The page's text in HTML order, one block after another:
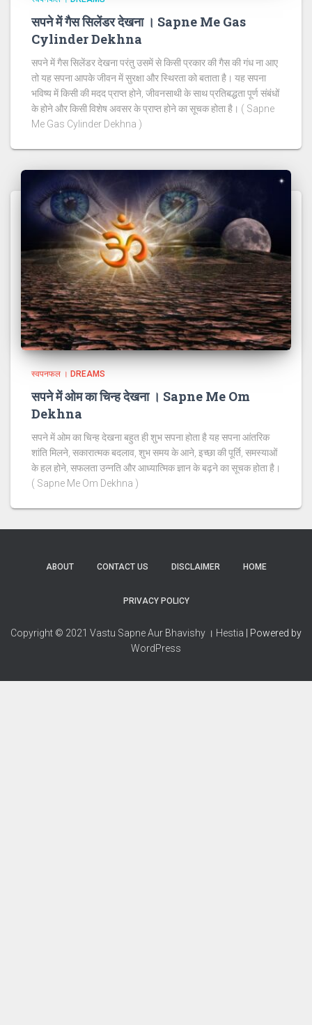
सपने में गैस सिलेंडर देखना । Sapne Me Gas
Cylinder Dekhna
सपने में गैस सिलेंडर देखना परंतु उसमें से किसी प्रकार की गैस की गंध ना आए
तो यह सपना आपके जीवन में सुरक्षा और स्थिरता को बताता है। यह सपना
भविष्य में किसी की मदद प्राप्त होने, जीवनसाथी के साथ प्रतिबद्धता पूर्ण संबंधों
के होने और किसी विशेष अवसर के प्राप्त होने का सूचक होता है। ( Sapne
Me Gas Cylinder Dekhna )
स्वपनफल । DREAMS
सपने में ओम का चिन्ह देखना । Sapne Me Om
Dekhna
सपने में ओम का चिन्ह देखना बहुत ही शुभ सपना होता है यह सपना आंतरिक
शांति मिलने, सकारात्मक बदलाव, शुभ समय के आने, इच्छा की पूर्ति, समस्याओं
के हल होने, सफलता उन्नति और आध्यात्मिक ज्ञान के बढ़ने का सूचक होता है।
( Sapne Me Om Dekhna )
ABOUT CONTACT US DISCLAIMER HOME
PRIVACY POLICY
Copyright © 2021 Vastu Sapne Aur Bhavishy । Hestia | Powered by
WordPress